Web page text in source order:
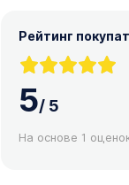
Рейтинг
5/5
На основе 1